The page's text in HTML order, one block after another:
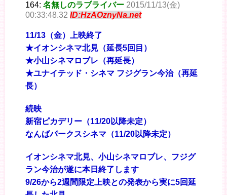
164: 名無しのラブライバー 2015/11/13(金)
00:33:48.32 ID:HzAOznyNa.net
11/13（金）上映終了
★イオンシネマ北見（延長5回目）
★小山シネマロブレ（再延長）
★ユナイテッド・シネマ フジグラン今治（再延
長）
続映
新宿ピカデリー（11/20以降未定）
なんばパークスシネマ（11/20以降未定）
イオンシネマ北見、小山シネマロブレ、フジグ
ラン今治が遂に本日終了します
9/26から2週間限定上映との発表から実に5回延